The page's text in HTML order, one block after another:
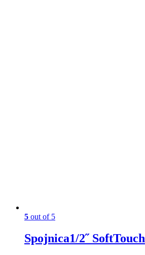
5 out of 5
Spojnica1/2˝ SoftTouch